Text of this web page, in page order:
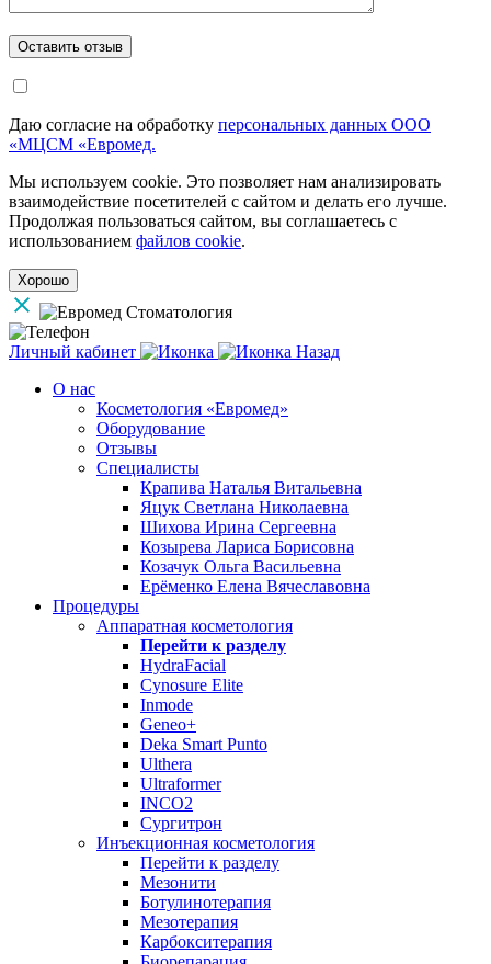
Даю согласие на обработку персональных данных ООО
«МЦСМ «Евромед.
Мы используем cookie. Это позволяет нам анализировать
взаимодействие посетителей с сайтом и делать его лучше.
Продолжая пользоваться сайтом, вы соглашаетесь с
использованием файлов cookie.
Хорошо
Личный кабинет
Назад
О нас
Косметология «Евромед»
Оборудование
Отзывы
Специалисты
Крапива Наталья Витальевна
Яцук Светлана Николаевна
Шихова Ирина Сергеевна
Козырева Лариса Борисовна
Козачук Ольга Васильевна
Ерёменко Елена Вячеславовна
Процедуры
Аппаратная косметология
Перейти к разделу
HydraFacial
Cynosure Elite
Inmode
Geneo+
Deka Smart Punto
Ulthera
Ultraformer
INCO2
Сургитрон
Инъекционная косметология
Перейти к разделу
Мезонити
Ботулинотерапия
Мезотерапия
Карбокситерапия